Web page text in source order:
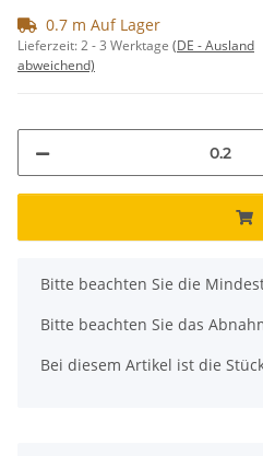
0.7 m Auf Lager
Lieferzeit:2 - 3 Werktage (DE - Ausland
abweichend)
x
Bitte beachten Sie die
Bitte beachten Sie das
Bei diesem Artikel ist die